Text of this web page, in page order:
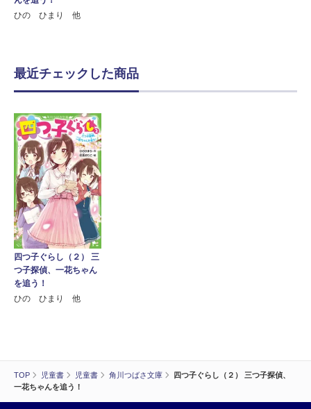
TOP 児童書 児童書 角川つばさ文庫
四つ子ぐらし（２） 三つ子探偵、
一花ちゃんを追う！
ひの ひまり 他
最近チェックした商品
四つ子ぐらし（２） 三
つ子探偵、一花ちゃん
を追う！
ひの ひまり 他